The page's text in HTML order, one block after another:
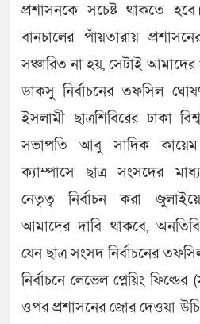
প্রশাসনকে সচেষ্ট থাকতে
বানচালের পাঁয়তারায়
সঞ্চারিত না হয়, সেটাই
ডাকসু নির্বাচনের তফসিল
ইসলামী ছাত্রশিবিরের ঢাকা
সভাপতি আবু সাদিক কায়েম।
ক্যাম্পাসে ছাত্র সংসদের
নেতৃত্ব নির্বাচন করা
আমাদের দাবি থাকবে,
যেন ছাত্র সংসদ নির্বাচনের
নির্বাচনে লেভেল প্লেয়িং
ওপর প্রশাসনের জোর দেওয়া